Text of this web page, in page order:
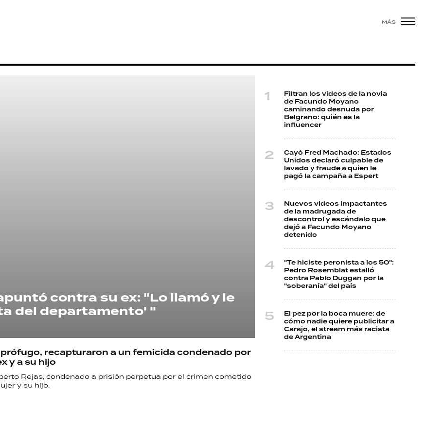
MÁS
contra su ex: "Lo llamó y le
del departamento' "
prófugo, recapturaron a un femicida condenado por
y a su hijo
Rejas, condenado a prisión perpetua por el crimen cometido
y su hijo.
Filtran los videos de la novia
de Facundo Moyano
caminando desnuda por
Belgrano: quién es la
influencer
Cayó Fred Machado: Estados
Unidos declaró culpable de
lavado y fraude a quien le
pagó la campaña a Espert
Nuevos videos impactantes
de la madrugada de
descontrol y escándalo que
dejó a Facundo Moyano
detenido
"Te hiciste peronista a los 50":
Pedro Rosemblat estalló
contra Pablo Duggan por la
"soberanía" del país
El pez por la boca muere: de
cómo nadie quiere publicitar a
Carajo, el stream más racista
de Argentina